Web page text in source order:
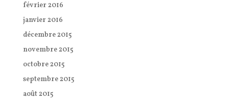
février 2016
janvier 2016
décembre 2015
novembre 2015
octobre 2015
septembre 2015
août 2015